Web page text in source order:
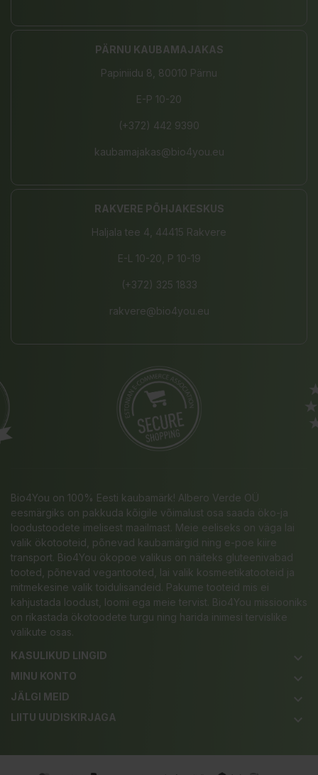
PÄRNU KAUBAMAJAKAS
Papiniidu 8, 80010 Pärnu
E-P 10-20
(+372) 442 9390
kaubamajakas@bio4you.eu
RAKVERE PÕHJAKESKUS
Haljala tee 4, 44415 Rakvere
E-L 10-20, P 10-19
(+372) 325 1833
rakvere@bio4you.eu
Bio4You on 100% Eesti kaubamärk! Albero Verde OÜ
eesmärgiks on pakkuda kõigile võimalust osa saada öko-ja
loodustoodete imelisest maailmast. Meie eeliseks on väga lai
valik ökotooteid, põnevad kaubamärgid ning e-poe kiire
transport. Bio4You ökopoe valikus on näiteks gluteenivabad
tooted, põnevad vegantooted, lai valik kosmeetikatooteid ja
mitmekesine valik toidulisandeid. Pakume tooteid mis ei
kahjustada loodust, loomi ega meie tervist. Bio4You missiooniks
on rikastada ökotoodete turgu ning harida inimesi tervislike
valikute osas.
KASULIKUD LINGID
keyboard_arrow_down
MINU KONTO keyboard_arrow_down
JÄLGI MEID keyboard_arrow_down
LIITU UUDISKIRJAGA keyboard_arrow_down